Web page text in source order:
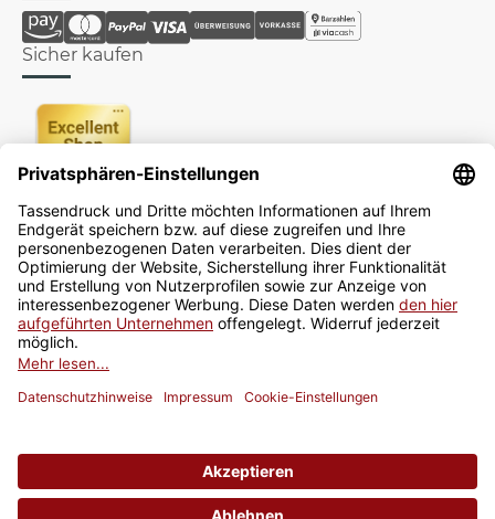
Sicher kaufen
Newsletter